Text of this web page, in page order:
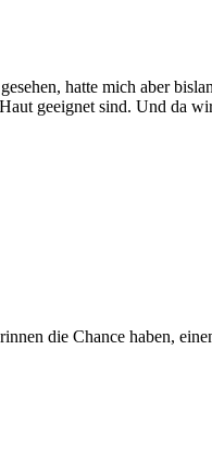
hatte mich aber
geeignet sind. Und da
die Chance haben,